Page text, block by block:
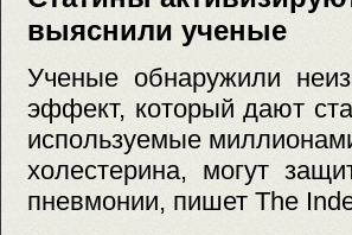
выяснили ученые
Ученые обнаружили
эффект, который дают
используемые
холестерина, могут
пневмонии, пишет The